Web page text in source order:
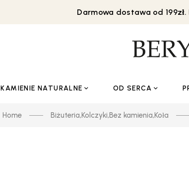
Darmowa dostawa od
KAMIENIE NATURALNE OD SERCA
Home Biżuteria,Kolczyki,Bez kamienia,Koła